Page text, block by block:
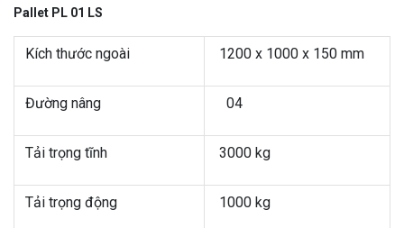
Pallet PL 01 LS
Kích thước ngoài 1200 x 1000 x 150 mm
Đường nâng 04
Tải trọng tĩnh 3000 kg
Tải trọng động 1000 kg